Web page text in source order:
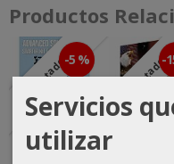
Productos
Agotado-5 %
ASL Starter
Agotado
-
Servicios
utilizar